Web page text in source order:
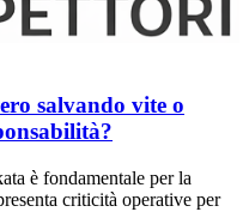
è fondamentale per la
criticità operative per